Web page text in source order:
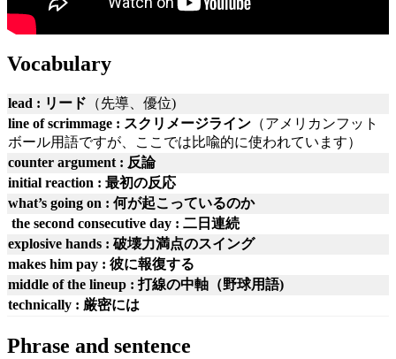
Vocabulary
lead : リード （先導、優位)
line of scrimmage : スクリメージライン （アメリカンフット
ボール用語ですが、ここでは比喩的に使われています）
counter argument : 反論
initial reaction : 最初の反応
what’s going on : 何が起こっているのか
the second consecutive day : 二日連続
explosive hands : 破壊力満点のスイング
makes him pay : 彼に報復する
middle of the lineup : 打線の中軸（野球用語)
technically : 厳密には
Phrase and sentence